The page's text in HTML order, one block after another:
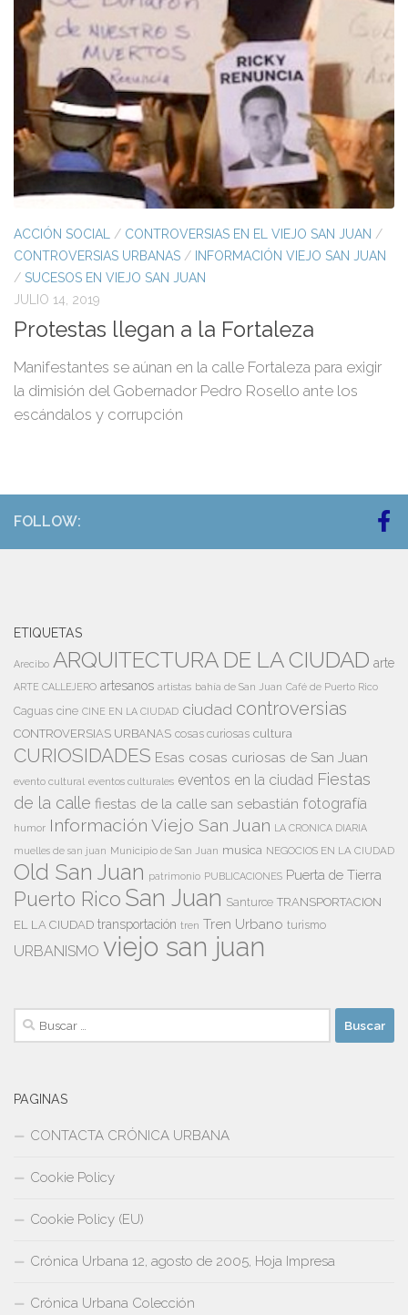
ACCIÓN SOCIAL / CONTROVERSIAS EN EL VIEJO SAN JUAN /
CONTROVERSIAS URBANAS / INFORMACIÓN VIEJO SAN JUAN
/ SUCESOS EN VIEJO SAN JUAN
JULIO 14, 2019
Protestas llegan a la Fortaleza
Manifestantes se aúnan en la calle Fortaleza para exigir
la dimisión del Gobernador Pedro Rosello ante los
escándalos y corrupción
FOLLOW:
ETIQUETAS
Arecibo ARQUITECTURA DE LA CIUDAD arte
ARTE CALLEJERO artesanos artistas bahía de San Juan Café de Puerto Rico
Caguas cine CINE EN LA CIUDAD ciudad controversias
CONTROVERSIAS URBANAS cosas curiosas cultura
CURIOSIDADES Esas cosas curiosas de San Juan
evento cultural eventos culturales eventos en la ciudad Fiestas
de la calle fiestas de la calle san sebastián fotografía
humor Información Viejo San Juan LA CRONICA DIARIA
muelles de san juan Municipio de San Juan musica NEGOCIOS EN LA CIUDAD
Old San Juan patrimonio PUBLICACIONES Puerta de Tierra
Puerto Rico San Juan Santurce TRANSPORTACION
EL LA CIUDAD transportación tren Tren Urbano turismo
URBANISMO viejo san juan
Buscar:
PAGINAS
CONTACTA CRÓNICA URBANA
Cookie Policy
Cookie Policy (EU)
Crónica Urbana 12, agosto de 2005, Hoja Impresa
Crónica Urbana Colección